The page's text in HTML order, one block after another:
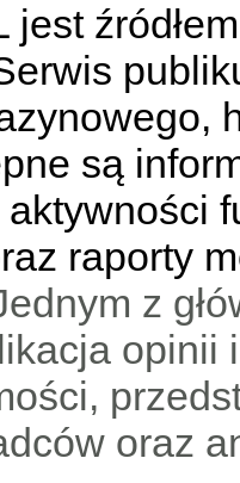
jest
są
raporty
z
oraz